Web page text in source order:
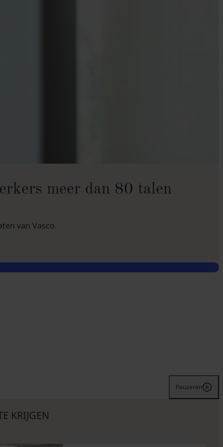
meer dan 80 talen
van Vasco.
Pauzeren
KRIJGEN